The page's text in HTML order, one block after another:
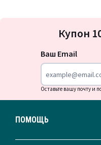
Купон
Ваш Email
Оставьте вашу почту и
ПОМОЩЬ